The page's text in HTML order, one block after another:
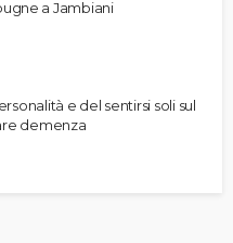
a Jambiani
e del sentirsi soli sul
demenza